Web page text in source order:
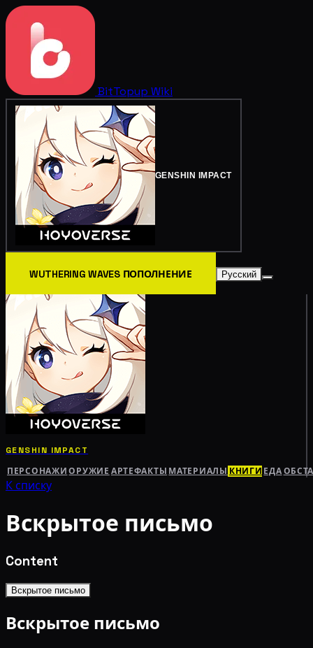
BitTopup Wiki
GENSHIN IMPACT
WUTHERING WAVES ПОПОЛНЕНИЕ Русский
GENSHIN IMPACT
ПЕРСОНАЖИ ОРУЖИЕ АРТЕФАКТЫ МАТЕРИАЛЫ КНИГИ ЕДА
К списку
Вскрытое письмо
Content
Вскрытое письмо
Вскрытое письмо